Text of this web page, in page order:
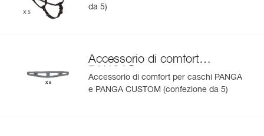
da 5)
Accessorio di comfort
PANGA
Accessorio di comfort per caschi PANGA
e PANGA CUSTOM (confezione da 5)